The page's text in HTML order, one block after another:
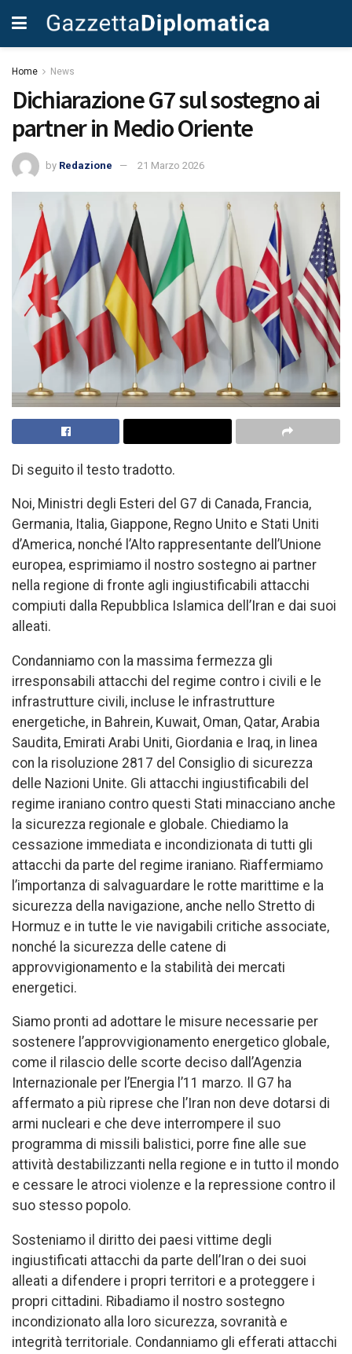
Home News
Dichiarazione G7 sul sostegno ai
partner in Medio Oriente
by Redazione 21 Marzo 2026
Di seguito il testo tradotto.
Noi, Ministri degli Esteri del G7 di Canada, Francia,
Germania, Italia, Giappone, Regno Unito e Stati Uniti
d’America, nonché l’Alto rappresentante dell’Unione
europea, esprimiamo il nostro sostegno ai partner
nella regione di fronte agli ingiustificabili attacchi
compiuti dalla Repubblica Islamica dell’Iran e dai suoi
alleati.
Condanniamo con la massima fermezza gli
irresponsabili attacchi del regime contro i civili e le
infrastrutture civili, incluse le infrastrutture
energetiche, in Bahrein, Kuwait, Oman, Qatar, Arabia
Saudita, Emirati Arabi Uniti, Giordania e Iraq, in linea
con la risoluzione 2817 del Consiglio di sicurezza
delle Nazioni Unite. Gli attacchi ingiustificabili del
regime iraniano contro questi Stati minacciano anche
la sicurezza regionale e globale. Chiediamo la
cessazione immediata e incondizionata di tutti gli
attacchi da parte del regime iraniano. Riaffermiamo
l’importanza di salvaguardare le rotte marittime e la
sicurezza della navigazione, anche nello Stretto di
Hormuz e in tutte le vie navigabili critiche associate,
nonché la sicurezza delle catene di
approvvigionamento e la stabilità dei mercati
energetici.
Siamo pronti ad adottare le misure necessarie per
sostenere l’approvvigionamento energetico globale,
come il rilascio delle scorte deciso dall’Agenzia
Internazionale per l’Energia l’11 marzo. Il G7 ha
affermato a più riprese che l’Iran non deve dotarsi di
armi nucleari e che deve interrompere il suo
programma di missili balistici, porre fine alle sue
attività destabilizzanti nella regione e in tutto il mondo
e cessare le atroci violenze e la repressione contro il
suo stesso popolo.
Sosteniamo il diritto dei paesi vittime degli
ingiustificati attacchi da parte dell’Iran o dei suoi
alleati a difendere i propri territori e a proteggere i
propri cittadini. Ribadiamo il nostro sostegno
incondizionato alla loro sicurezza, sovranità e
integrità territoriale. Condanniamo gli efferati attacchi